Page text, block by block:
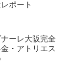
ポート
ナーレ大阪完全
・アトリエス